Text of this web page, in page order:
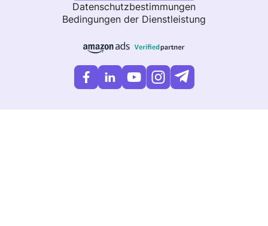
Datenschutzbestimmungen
Bedingungen der Dienstleistung